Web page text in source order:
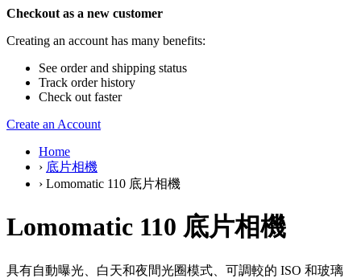
Checkout as a new customer
Creating an account has many benefits:
See order and shipping status
Track order history
Check out faster
Create an Account
Home
› 底片相機
› Lomomatic 110 底片相機
Lomomatic 110 底片相機
具有自動曝光、白天和夜間光圈模式、可調較的 ISO 和玻璃